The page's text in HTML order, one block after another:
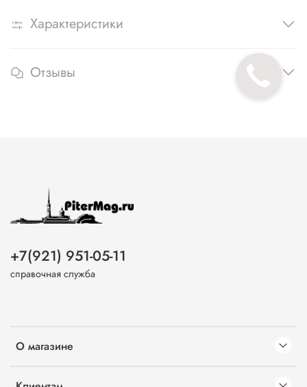
Характеристики
Отзывы
О магазине
+7(921) 951-05-11
справочная служба